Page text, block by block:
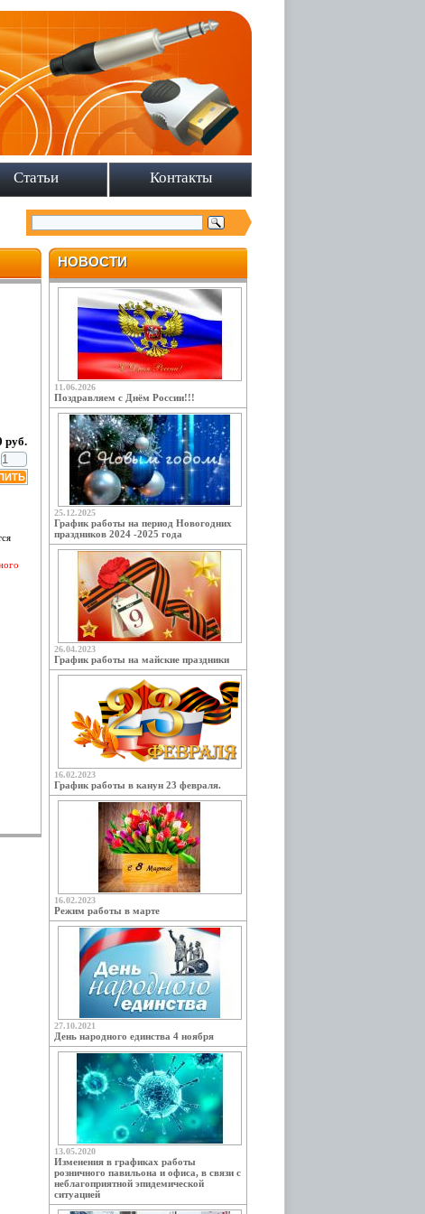
Статьи Контакты
НОВОСТИ
11.06.2026
Поздравляем с Днём России!!!
25.12.2025
График работы на период Новогодних
праздников 2024 -2025 года
26.04.2023
График работы на майские праздники
16.02.2023
График работы в канун 23 февраля.
16.02.2023
Режим работы в марте
27.10.2021
День народного единства 4 ноября
13.05.2020
Изменения в графиках работы
розничного павильона и офиса, в связи с
неблагоприятной эпидемической
ситуацией
руб.